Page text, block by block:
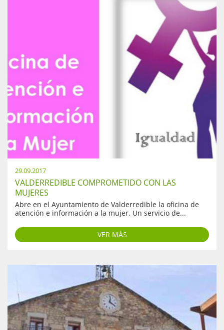
29.09.2017
VALDERREDIBLE COMPROMETIDO CON LAS
MUJERES
Abre en el Ayuntamiento de Valderredible la oficina de
atención e información a la mujer. Un servicio de...
VER MÁS